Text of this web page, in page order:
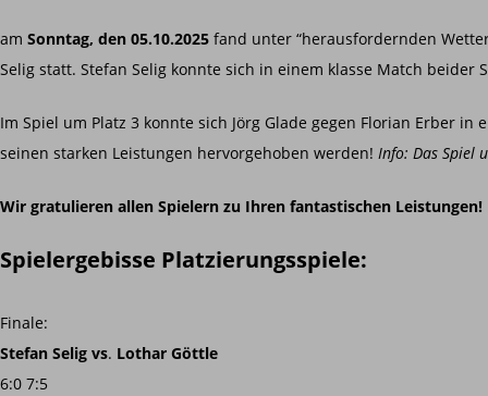
am Sonntag, den 05.10.2025 fand unter “herausfordernden
Selig statt. Stefan Selig konnte sich in einem klasse Match
Im Spiel um Platz 3 konnte sich Jörg Glade gegen Florian Erber
seinen starken Leistungen hervorgehoben werden! Info: Das Spiel
Wir gratulieren allen Spielern zu Ihren fantastischen Leistungen!
Spielergebisse Platzierungsspiele:
Finale:
Stefan Selig vs. Lothar Göttle
6:0 7:5